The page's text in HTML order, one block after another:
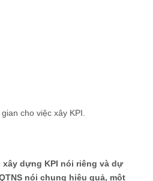
cho việc xây KPI.
dựng KPI nói riêng và dự
nói chung hiệu quả, một